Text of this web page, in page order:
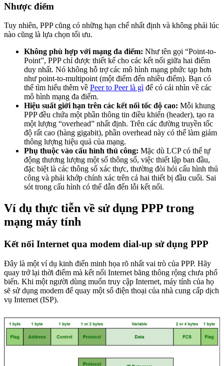
Nhược điểm
Tuy nhiên, PPP cũng có những hạn chế nhất định và không phải lúc
nào cũng là lựa chọn tối ưu.
Không phù hợp với mạng đa điểm: Như tên gọi “Point-to-
Point”, PPP chỉ được thiết kế cho các kết nối giữa hai điểm
duy nhất. Nó không hỗ trợ các mô hình mạng phức tạp hơn
như point-to-multipoint (một điểm đến nhiều điểm). Bạn có
thể tìm hiểu thêm về Peer to Peer là gì để có cái nhìn về các
mô hình mạng đa điểm.
Hiệu suất giới hạn trên các kết nối tốc độ cao: Mỗi khung
PPP đều chứa một phần thông tin điều khiển (header), tạo ra
một lượng “overhead” nhất định. Trên các đường truyền tốc
độ rất cao (hàng gigabit), phần overhead này có thể làm giảm
thông lượng hiệu quả của mạng.
Phụ thuộc vào cấu hình thủ công: Mặc dù LCP có thể tự
động thương lượng một số thông số, việc thiết lập ban đầu,
đặc biệt là các thông số xác thực, thường đòi hỏi cấu hình thủ
công và phải khớp chính xác trên cả hai thiết bị đầu cuối. Sai
sót trong cấu hình có thể dẫn đến lỗi kết nối.
Ví dụ thực tiễn về sử dụng PPP trong
mạng máy tính
Kết nối Internet qua modem dial-up sử dụng PPP
Đây là một ví dụ kinh điển minh họa rõ nhất vai trò của PPP. Hãy
quay trở lại thời điểm mà kết nối Internet băng thông rộng chưa phổ
biến. Khi một người dùng muốn truy cập Internet, máy tính của họ
sẽ sử dụng modem để quay một số điện thoại của nhà cung cấp dịch
vụ Internet (ISP).